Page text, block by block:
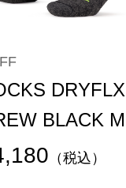
DRYFLX
BLACK M
（税込）